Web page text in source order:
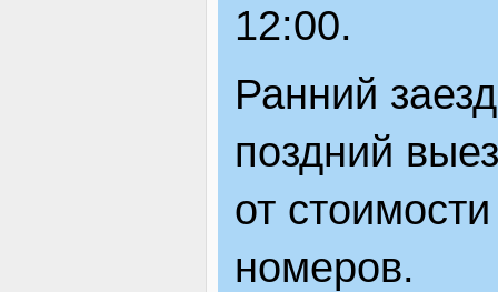
12:00.
Ранний
поздний
от
номеров.